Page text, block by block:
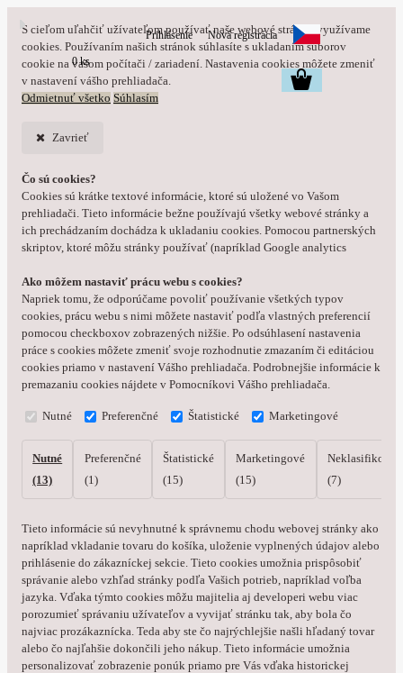
S cieľom uľahčiť užívateľom používať naše webové stránky využívame
cookies. Používaním našich stránok súhlasíte s ukladaním súborov
cookie na vašom počítači / zariadení. Nastavenia cookies môžete zmeniť
v nastavení vášho prehliadača.
Odmietnuť všetko Súhlasím
Zavrieť
Čo sú cookies?
Cookies sú krátke textové informácie, ktoré sú uložené vo Vašom
prehliadači. Tieto informácie bežne používajú všetky webové stránky a
ich prechádzaním dochádza k ukladaniu cookies. Pomocou partnerských
skriptov, ktoré môžu stránky používať (napríklad Google analytics
Ako môžem nastaviť prácu webu s cookies?
Napriek tomu, že odporúčame povoliť používanie všetkých typov
cookies, prácu webu s nimi môžete nastaviť podľa vlastných preferencií
pomocou checkboxov zobrazených nižšie. Po odsúhlasení nastavenia
práce s cookies môžete zmeniť svoje rozhodnutie zmazaním či editáciou
cookies priamo v nastavení Vášho prehliadača. Podrobnejšie informácie k
premazaniu cookies nájdete v Pomocníkovi Vášho prehliadača.
Nutné Preferenčné Štatistické Marketingové
Nutné
(13)
Preferenčné
(1)
Štatistické
(15)
Marketingové
(15)
(7)
Tieto informácie sú nevyhnutné k správnemu chodu webovej stránky ako
napríklad vkladanie tovaru do košíka, uloženie vyplnených údajov alebo
prihlásenie do zákazníckej sekcie. Tieto cookies umožnia prispôsobiť
správanie alebo vzhľad stránky podľa Vašich potrieb, napríklad voľba
jazyka. Vďaka týmto cookies môžu majitelia aj developeri webu viac
porozumieť správaniu užívateľov a vyvijať stránku tak, aby bola čo
najviac prozákaznícka. Teda aby ste čo najrýchlejšie našli hľadaný tovar
alebo čo najľahšie dokončili jeho nákup. Tieto informácie umožnia
personalizovať zobrazenie ponúk priamo pre Vás vďaka historickej
Prihlásenie Nová registrácia
0 ks